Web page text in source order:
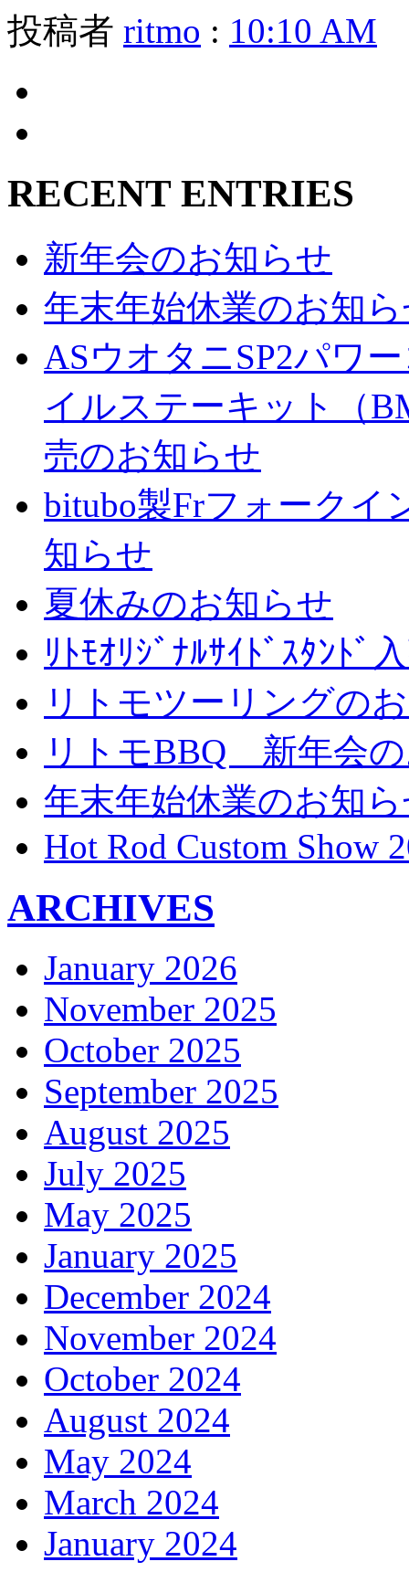
投稿者 ritmo : 10:10 AM
RECENT ENTRIES
新年会のお知らせ
年末年始休業のお知
ASウオタニSP2パワ
イルステーキット（
売のお知らせ
bitubo製Frフォークイ
知らせ
夏休みのお知らせ
ﾘﾄﾓｵﾘｼﾞﾅﾙｻｲﾄﾞｽﾀﾝﾄﾞ
リトモツーリングの
リトモBBQ 新年会
年末年始休業のお知
Hot Rod Custom Show
ARCHIVES
January 2026
November 2025
October 2025
September 2025
August 2025
July 2025
May 2025
January 2025
December 2024
November 2024
October 2024
August 2024
May 2024
March 2024
January 2024